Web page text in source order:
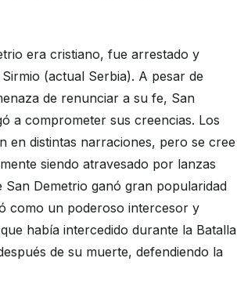
era cristiano, fue arrestado y
(actual Serbia). A pesar de
de renunciar a su fe, San
a comprometer sus creencias. Los
en distintas narraciones, pero se cree
siendo atravesado por lanzas
Demetrio ganó gran popularidad
como un poderoso intercesor y
había intercedido durante la Batalla
de su muerte, defendiendo la